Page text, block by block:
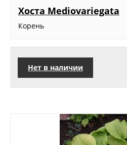
Хоста Mediovariegata
Корень
Нет в наличии